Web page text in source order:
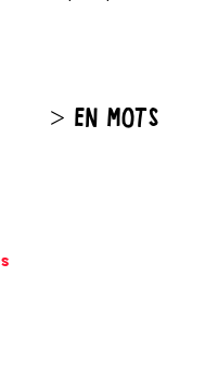
> EN MOTS